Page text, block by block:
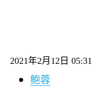
2021年2月 12 日 05:31
鲍蓉